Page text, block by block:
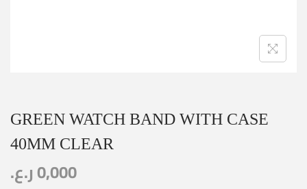
GREEN WATCH BAND WITH CASE
40MM CLEAR
0,000ر.ع.